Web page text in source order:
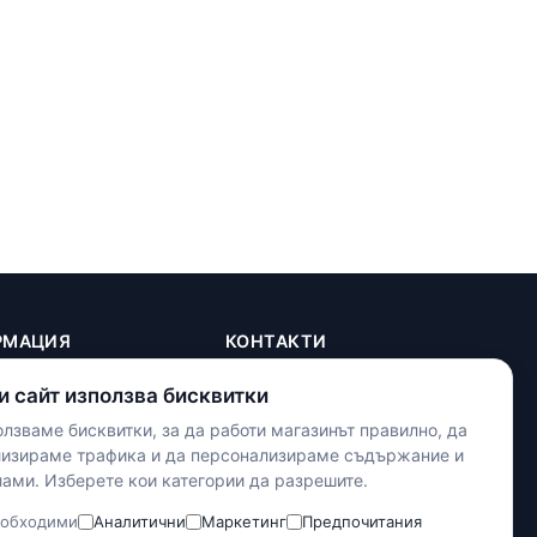
КОНТАКТИ
улица Панайот Волов 42,
Наложен платеж
сайт използва бисквитки
бисквитки, за да работи магазинът правилно, да
трафика и да персонализираме съдържание и
Изберете кои категории да разрешите.
Аналитични Маркетинг
Предпочитания